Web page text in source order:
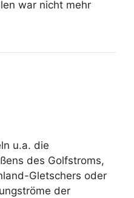
war nicht mehr
u.a. die
des Golfstroms,
Gletschers oder
der